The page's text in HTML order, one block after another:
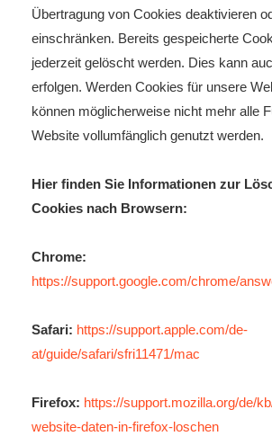
Übertragung von Cookies deaktivieren
einschränken. Bereits gespeicherte
jederzeit gelöscht werden. Dies kann
erfolgen. Werden Cookies für unsere
können möglicherweise nicht mehr alle
Website vollumfänglich genutzt werden.
Hier finden Sie Informationen zur
Cookies nach Browsern:
Chrome:
https://support.google.com/chrome/
Safari: https://support.apple.com/de-
at/guide/safari/sfri11471/mac
Firefox: https://support.mozilla.org/de/
website-daten-in-firefox-loschen